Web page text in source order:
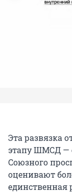
Эта развязка
этапу ШМСД —
Союзного
оценивают
единственная